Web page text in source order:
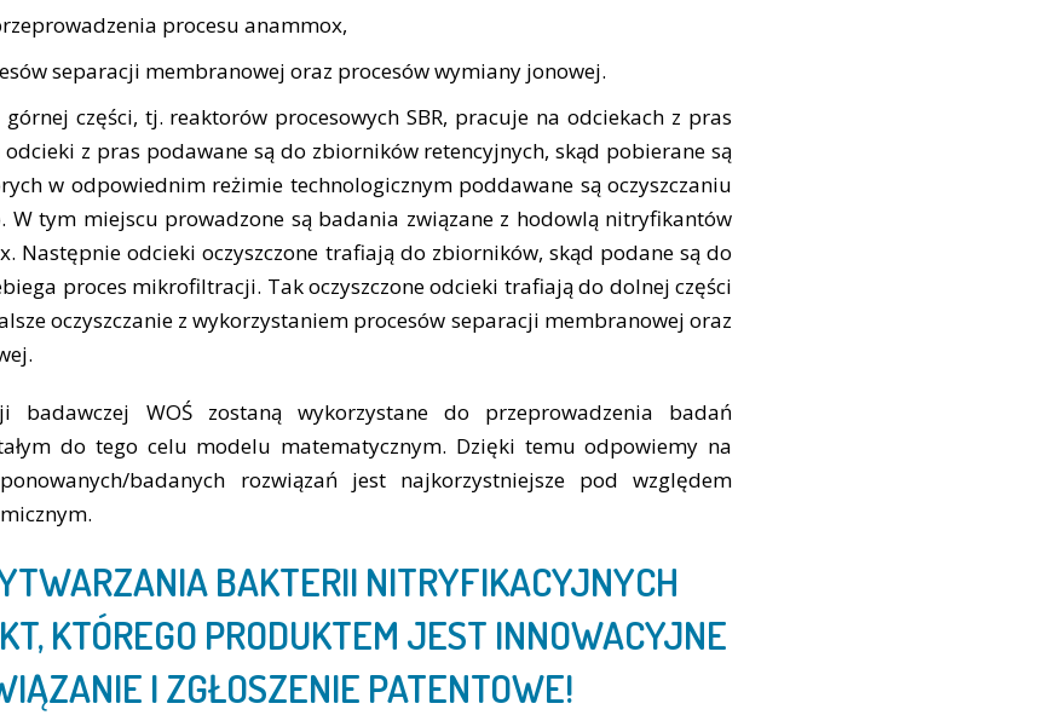
procesu anammox,
separacji membranowej oraz procesów wymiany jonowej.
części, tj. reaktorów procesowych SBR, pracuje na odciekach z pras
z pras podawane są do zbiorników retencyjnych, skąd pobierane są
w odpowiednim reżimie technologicznym poddawane są oczyszczaniu
W tym miejscu prowadzone są badania związane z hodowlą nitryfikantów
Następnie odcieki oczyszczone trafiają do zbiorników, skąd podane są do
proces mikrofiltracji. Tak oczyszczone odcieki trafiają do dolnej części
oczyszczanie z wykorzystaniem procesów separacji membranowej oraz
WOŚ zostaną wykorzystane do przeprowadzenia badań
do tego celu modelu matematycznym. Dzięki temu odpowiemy na
badanych rozwiązań jest najkorzystniejsze pod względem
BAKTERII NITRYFIKACYJNYCH
KTÓREGO PRODUKTEM JEST INNOWACYJNE
I ZGŁOSZENIE PATENTOWE!